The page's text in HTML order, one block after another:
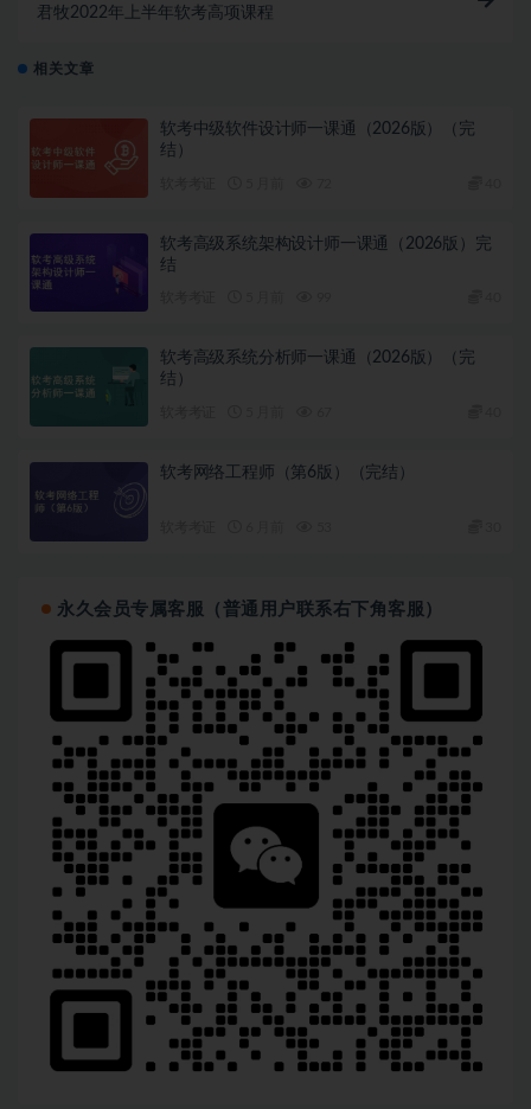
君牧2022年上半年软考高项课程
相关文章
软考中级软件设计师一课通（2026版）（完
结）
软考高级系统架构设计师一课通（2026版）完
结
软考高级系统分析师一课通（2026版）（完
结）
软考网络工程师（第6版）（完结）
永久会员专属客服（普通用户联系右下角客服）